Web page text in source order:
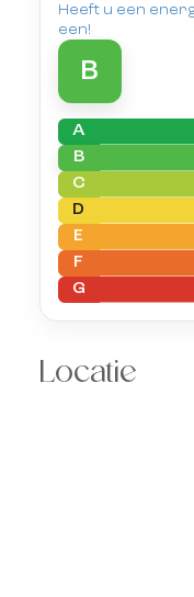
Heeft u een
een!
B
A
B
C
D
E
F
G
Locatie